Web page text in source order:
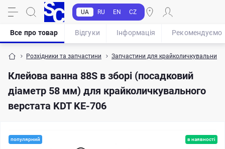
UA RU EN CZ
Розхідники та запчастини Запчастини для крайколичкувальних
Клейова ванна 88S в зборі (посадковий
діаметр 58 мм) для крайколичкувального
верстата KDT KE-706
Все про товар Відгуки Iнформація Рекомендуємо
популярний в наявності